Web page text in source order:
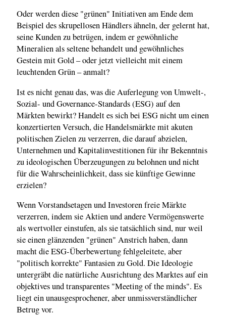
Oder werden diese "grünen" Initiativen am Ende dem
Beispiel des skrupellosen Händlers ähneln, der gelernt hat,
seine Kunden zu betrügen, indem er gewöhnliche
Mineralien als seltene behandelt und gewöhnliches
Gestein mit Gold – oder jetzt vielleicht mit einem
leuchtenden Grün – anmalt?
Ist es nicht genau das, was die Auferlegung von Umwelt-,
Sozial- und Governance-Standards (ESG) auf den
Märkten bewirkt? Handelt es sich bei ESG nicht um einen
konzertierten Versuch, die Handelsmärkte mit akuten
politischen Zielen zu verzerren, die darauf abzielen,
Unternehmen und Kapitalinvestitionen für ihr Bekenntnis
zu ideologischen Überzeugungen zu belohnen und nicht
für die Wahrscheinlichkeit, dass sie künftige Gewinne
erzielen?
Wenn Vorstandsetagen und Investoren freie Märkte
verzerren, indem sie Aktien und andere Vermögenswerte
als wertvoller einstufen, als sie tatsächlich sind, nur weil
sie einen glänzenden "grünen" Anstrich haben, dann
macht die ESG-Überbewertung fehlgeleitete, aber
"politisch korrekte" Fantasien zu Gold. Die Ideologie
untergräbt die natürliche Ausrichtung des Marktes auf ein
objektives und transparentes "Meeting of the minds". Es
liegt ein unausgesprochener, aber unmissverständlicher
Betrug vor.